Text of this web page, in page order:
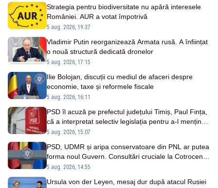
Strategia pentru biodiversitate nu apără interesele
României. AUR a votat împotrivă
5 aug. 2026, 19:37
Vladimir Putin reorganizează Armata rusă. A înființat
o nouă structură dedicată dronelor
5 aug. 2026, 17:15
Ilie Bolojan, discuții cu mediul de afaceri despre
economie, taxe și reformele fiscale
5 aug. 2026, 16:11
PSD îl acuză pe prefectul județului Timiș, Paul Fința,
că a interpretat selectiv legislația pentru a-l menține
în funcție pe președintele USR, Dominic Fritz
5 aug. 2026, 15:07
PSD, UDMR și aripa conservatoare din PNL ar putea
forma noul Guvern. Consultări cruciale la Cotroceni
săptămâna viitoare - SURSE
5 aug. 2026, 14:55
Ursula von der Leyen, mesaj dur după atacul Rusiei